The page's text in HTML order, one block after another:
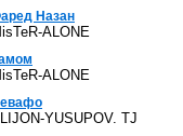
Назан
ALONE
ALONE
YUSUPOV. TJ